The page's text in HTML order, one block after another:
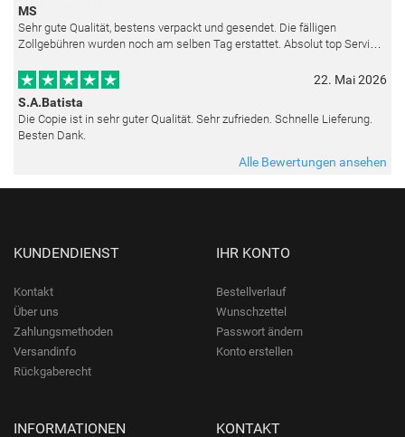
MS
Sehr gute Qualität, bestens verpackt und gesendet. Die fälligen
Zollgebühren wurden noch am selben Tag erstattet. Absolut top Service
22. Mai 2026
S.A.Batista
Die Copie ist in sehr guter Qualität. Sehr zufrieden. Schnelle Lieferung.
Besten Dank.
Alle Bewertungen ansehen
KUNDENDIENST
Kontakt
Über uns
Zahlungsmethoden
Versandinfo
Rückgaberecht
IHR KONTO
Bestellverlauf
Wunschzettel
Passwort ändern
Konto erstellen
INFORMATIONEN KONTAKT